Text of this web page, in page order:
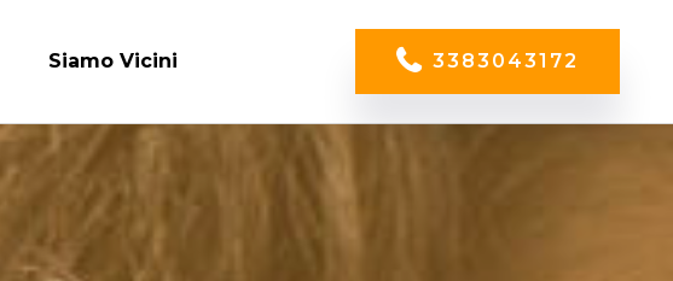
Siamo Vicini 3383043172